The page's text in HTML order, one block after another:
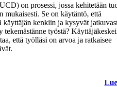
on prosessi, jossa kehitetään
mukaisesti. Se on käytäntö, että
käyttäjän kenkiin ja kysyvät
työstä?
että työlläsi on arvoa ja ratkaisee